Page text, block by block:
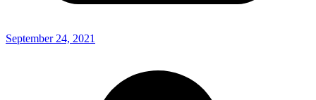
September 24, 2021